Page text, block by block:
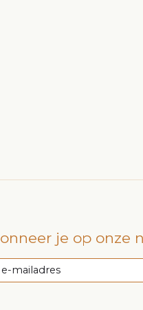
je op onze